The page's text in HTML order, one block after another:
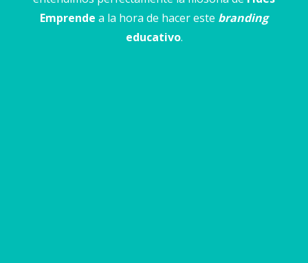
Emprende a la hora de hacer este branding
educativo.